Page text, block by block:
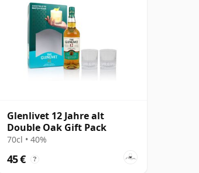
Glenlivet 12 Jahre alt
Double Oak Gift Pack
70cl • 40%
45 € ?